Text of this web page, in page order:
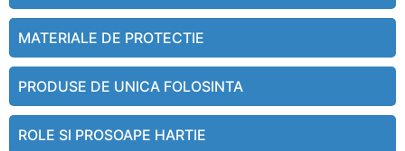
MATERIALE DE PROTECTIE
PRODUSE DE UNICA FOLOSINTA
ROLE SI PROSOAPE HARTIE